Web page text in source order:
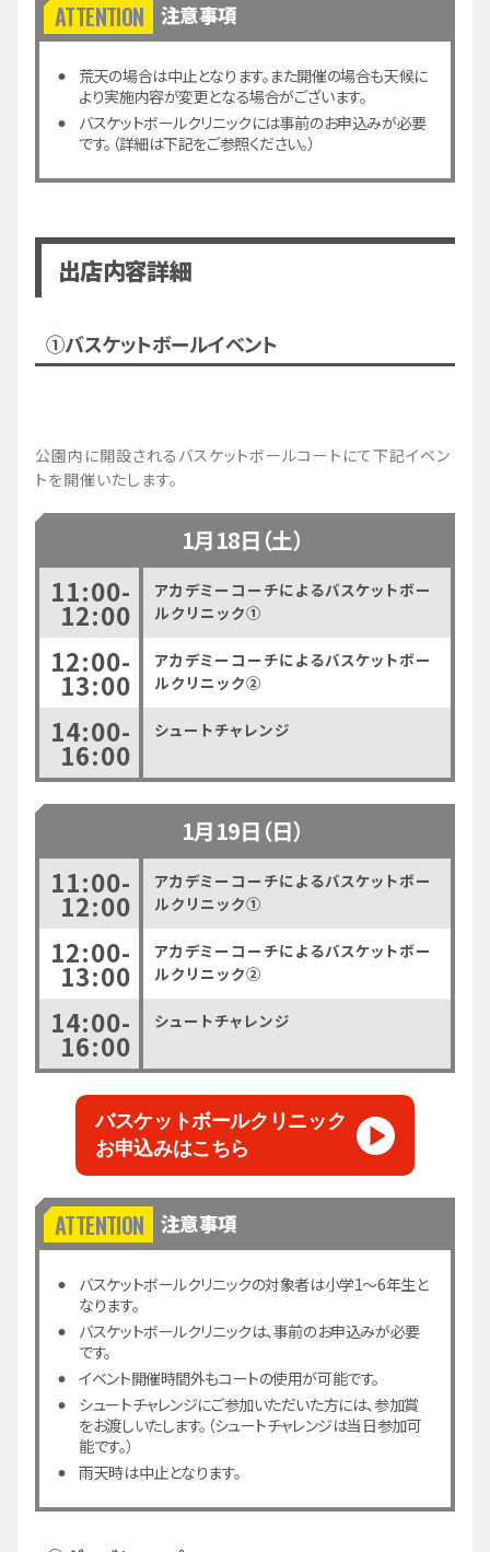
注意事項
荒天の場合は中止となります。また開催の場合も天候に
より実施内容が変更となる場合がございます。
バスケットボールクリニックには事前のお申込みが必要
です。（詳細は下記をご参照ください。）
出店内容詳細
①バスケットボールイベント
公園内に開設されるバスケットボールコートにて下記イベン
トを開催いたします。
1月18日（土）
11:00-
12:00
アカデミーコーチによるバスケットボー
ルクリニック①
12:00-
13:00
アカデミーコーチによるバスケットボー
ルクリニック②
14:00-
16:00
シュートチャレンジ
1月19日（日）
11:00-
12:00
アカデミーコーチによるバスケットボー
ルクリニック①
12:00-
13:00
アカデミーコーチによるバスケットボー
ルクリニック②
14:00-
16:00
シュートチャレンジ
バスケットボールクリニック
お申込みはこちら
注意事項
バスケットボールクリニックの対象者は小学1～6年生と
なります。
バスケットボールクリニックは、事前のお申込みが必要
です。
イベント開催時間外もコートの使用が可能です。
シュートチャレンジにご参加いただいた方には、参加賞
をお渡しいたします。（シュートチャレンジは当日参加可
能です。）
雨天時は中止となります。